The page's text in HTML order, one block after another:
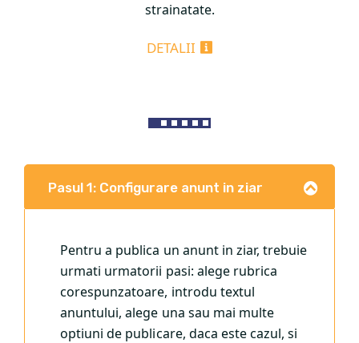
strainatate.
DETALII
Pasul 1: Configurare anunt in ziar
Pentru a publica un anunt in ziar, trebuie
urmati urmatorii pasi: alege rubrica
corespunzatoare, introdu textul
anuntului, alege una sau mai multe
optiuni de publicare, daca este cazul, si